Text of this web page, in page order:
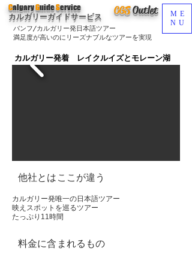
CGSOutlet
バンフ/カルガリー発日本語ツアー
満足度が高いのにリーズナブルなツアーを実現
CalgaryGuideService
カルガリーガイドサービス
ME
NU
カルガリー発着 レイクルイズとモレーン湖
他社とはここが違う
カルガリー発唯一の日本語ツアー
映えスポットを巡るツアー
​たっぷり11時間
料金に含まれるもの